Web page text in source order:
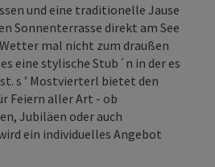
und eine traditionelle Jause
Sonnenterrasse direkt am See
mal nicht zum draußen
eine stylische Stub´n in der es
s ’ Mostvierterl bietet den
Feiern aller Art - ob
Jubiläen oder auch
ein individuelles Angebot